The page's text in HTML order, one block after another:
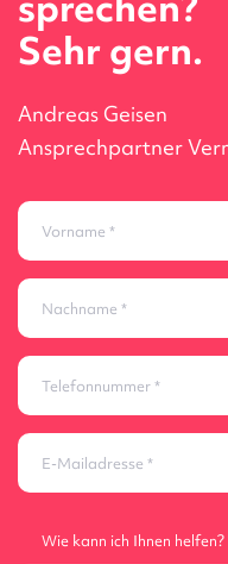
Sehr gern.
Andreas Geisen
Ansprechpartner
Vorname
Nachname
Telefonnummer
E-Mailadresse
Wie kann ich Ihnen helfen?